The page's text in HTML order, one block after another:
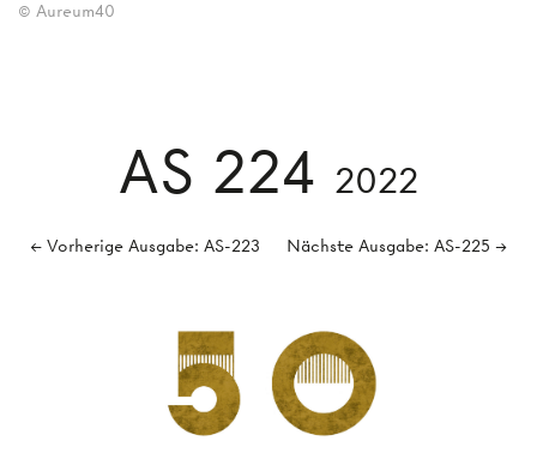
© Aureum40
AS 224 2022
← Vorherige Ausgabe: AS-223 Nächste Ausgabe: AS-225 →